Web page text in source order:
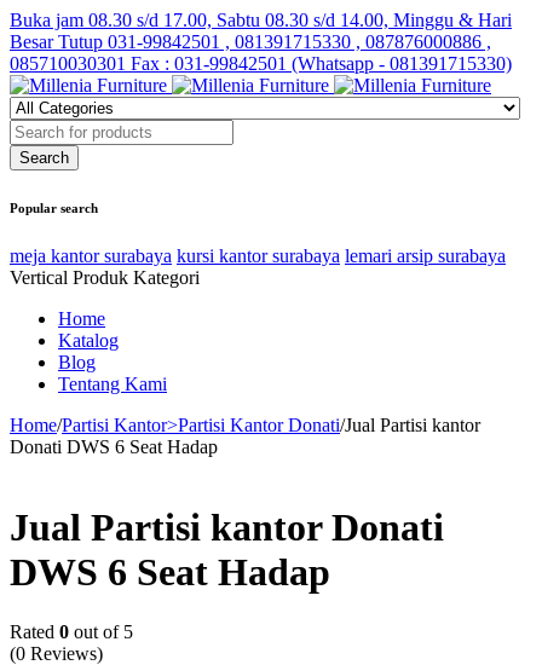
Buka jam 08.30 s/d 17.00, Sabtu 08.30 s/d 14.00, Minggu & Hari
Besar Tutup 031-99842501 , 081391715330 , 087876000886 ,
085710030301 Fax : 031-99842501 (Whatsapp - 081391715330)
Popular search
meja kantor surabaya kursi kantor surabaya lemari arsip surabaya
Vertical Produk Kategori
Home
Katalog
Blog
Tentang Kami
Home/Partisi Kantor>Partisi Kantor Donati/Jual Partisi kantor
Donati DWS 6 Seat Hadap
Jual Partisi kantor Donati
DWS 6 Seat Hadap
Rated 0 out of 5
(0 Reviews)